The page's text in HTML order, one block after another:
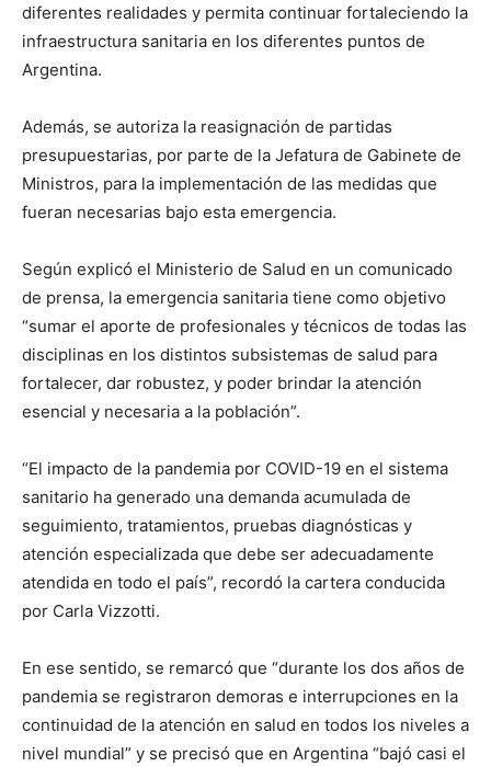
diferentes realidades y permita continuar fortaleciendo la
infraestructura sanitaria en los diferentes puntos de
Argentina.
Además, se autoriza la reasignación de partidas
presupuestarias, por parte de la Jefatura de Gabinete de
Ministros, para la implementación de las medidas que
fueran necesarias bajo esta emergencia.
Según explicó el Ministerio de Salud en un comunicado
de prensa, la emergencia sanitaria tiene como objetivo
“sumar el aporte de profesionales y técnicos de todas las
disciplinas en los distintos subsistemas de salud para
fortalecer, dar robustez, y poder brindar la atención
esencial y necesaria a la población”.
“El impacto de la pandemia por COVID-19 en el sistema
sanitario ha generado una demanda acumulada de
seguimiento, tratamientos, pruebas diagnósticas y
atención especializada que debe ser adecuadamente
atendida en todo el país”, recordó la cartera conducida
por Carla Vizzotti.
En ese sentido, se remarcó que “durante los dos años de
pandemia se registraron demoras e interrupciones en la
continuidad de la atención en salud en todos los niveles a
nivel mundial” y se precisó que en Argentina “bajó casi el